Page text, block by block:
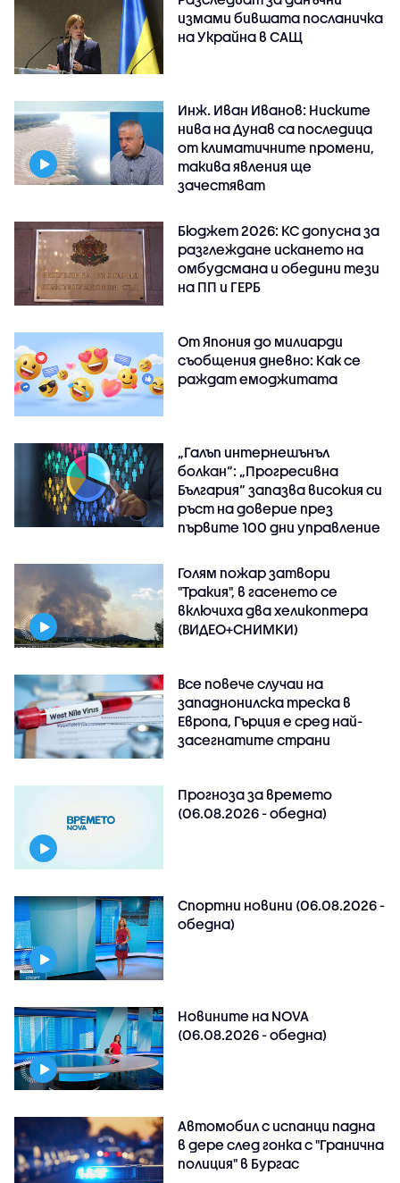
измами бившата посланичка
на Украйна в САЩ
Инж. Иван Иванов: Ниските
нива на Дунав са последица
от климатичните промени,
такива явления ще
зачестяват
Бюджет 2026: КС допусна за
разглеждане искането на
омбудсмана и обедини тези
на ПП и ГЕРБ
От Япония до милиарди
съобщения дневно: Как се
раждат емоджитата
„Галъп интернешънъл
болкан“: „Прогресивна
България“ запазва високия си
ръст на доверие през
първите 100 дни управление
Голям пожар затвори
"Тракия", в гасенето се
включиха два хеликоптера
(ВИДЕО+СНИМКИ)
Все повече случаи на
западнонилска треска в
Европа, Гърция е сред най-
засегнатите страни
Прогноза за времето
(06.08.2026 - обедна)
Спортни новини (06.08.2026 -
обедна)
Новините на NOVA
(06.08.2026 - обедна)
Автомобил с испанци падна
в дере след гонка с "Гранична
полиция" в Бургас